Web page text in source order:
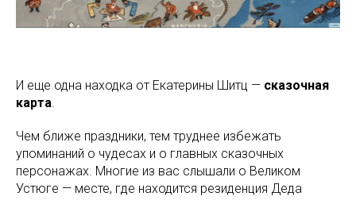
И еще одна находка от Екатерины Шитц — сказочная
карта.
Чем ближе праздники, тем труднее избежать
упоминаний о чудесах и о главных сказочных
персонажах. Многие из вас слышали о Великом
Устюге — месте, где находится резиденция Деда